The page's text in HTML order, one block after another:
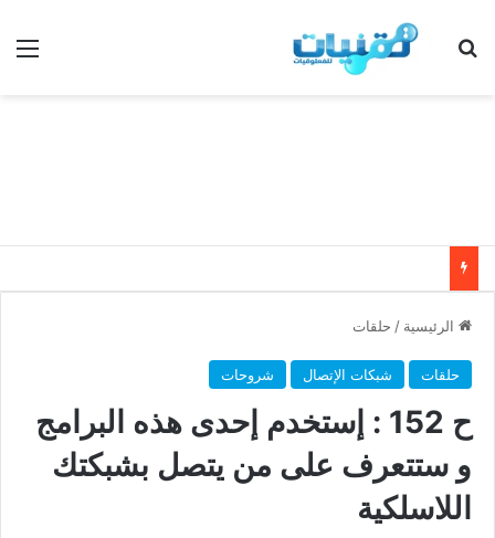
بحث عن
الرئيسية / حلقات
حلقات شبكات الإتصال شروحات
ح 152 : إستخدم إحدى هذه البرامج
و ستتعرف على من يتصل بشبكتك
اللاسلكية